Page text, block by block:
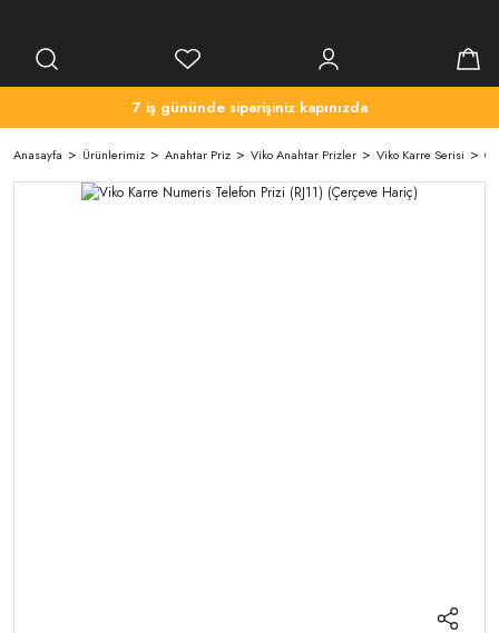
7 iş gününde siparişiniz kapınızda
Anasayfa Ürünlerimiz Anahtar Priz Viko Anahtar Prizler Viko Karre Serisi